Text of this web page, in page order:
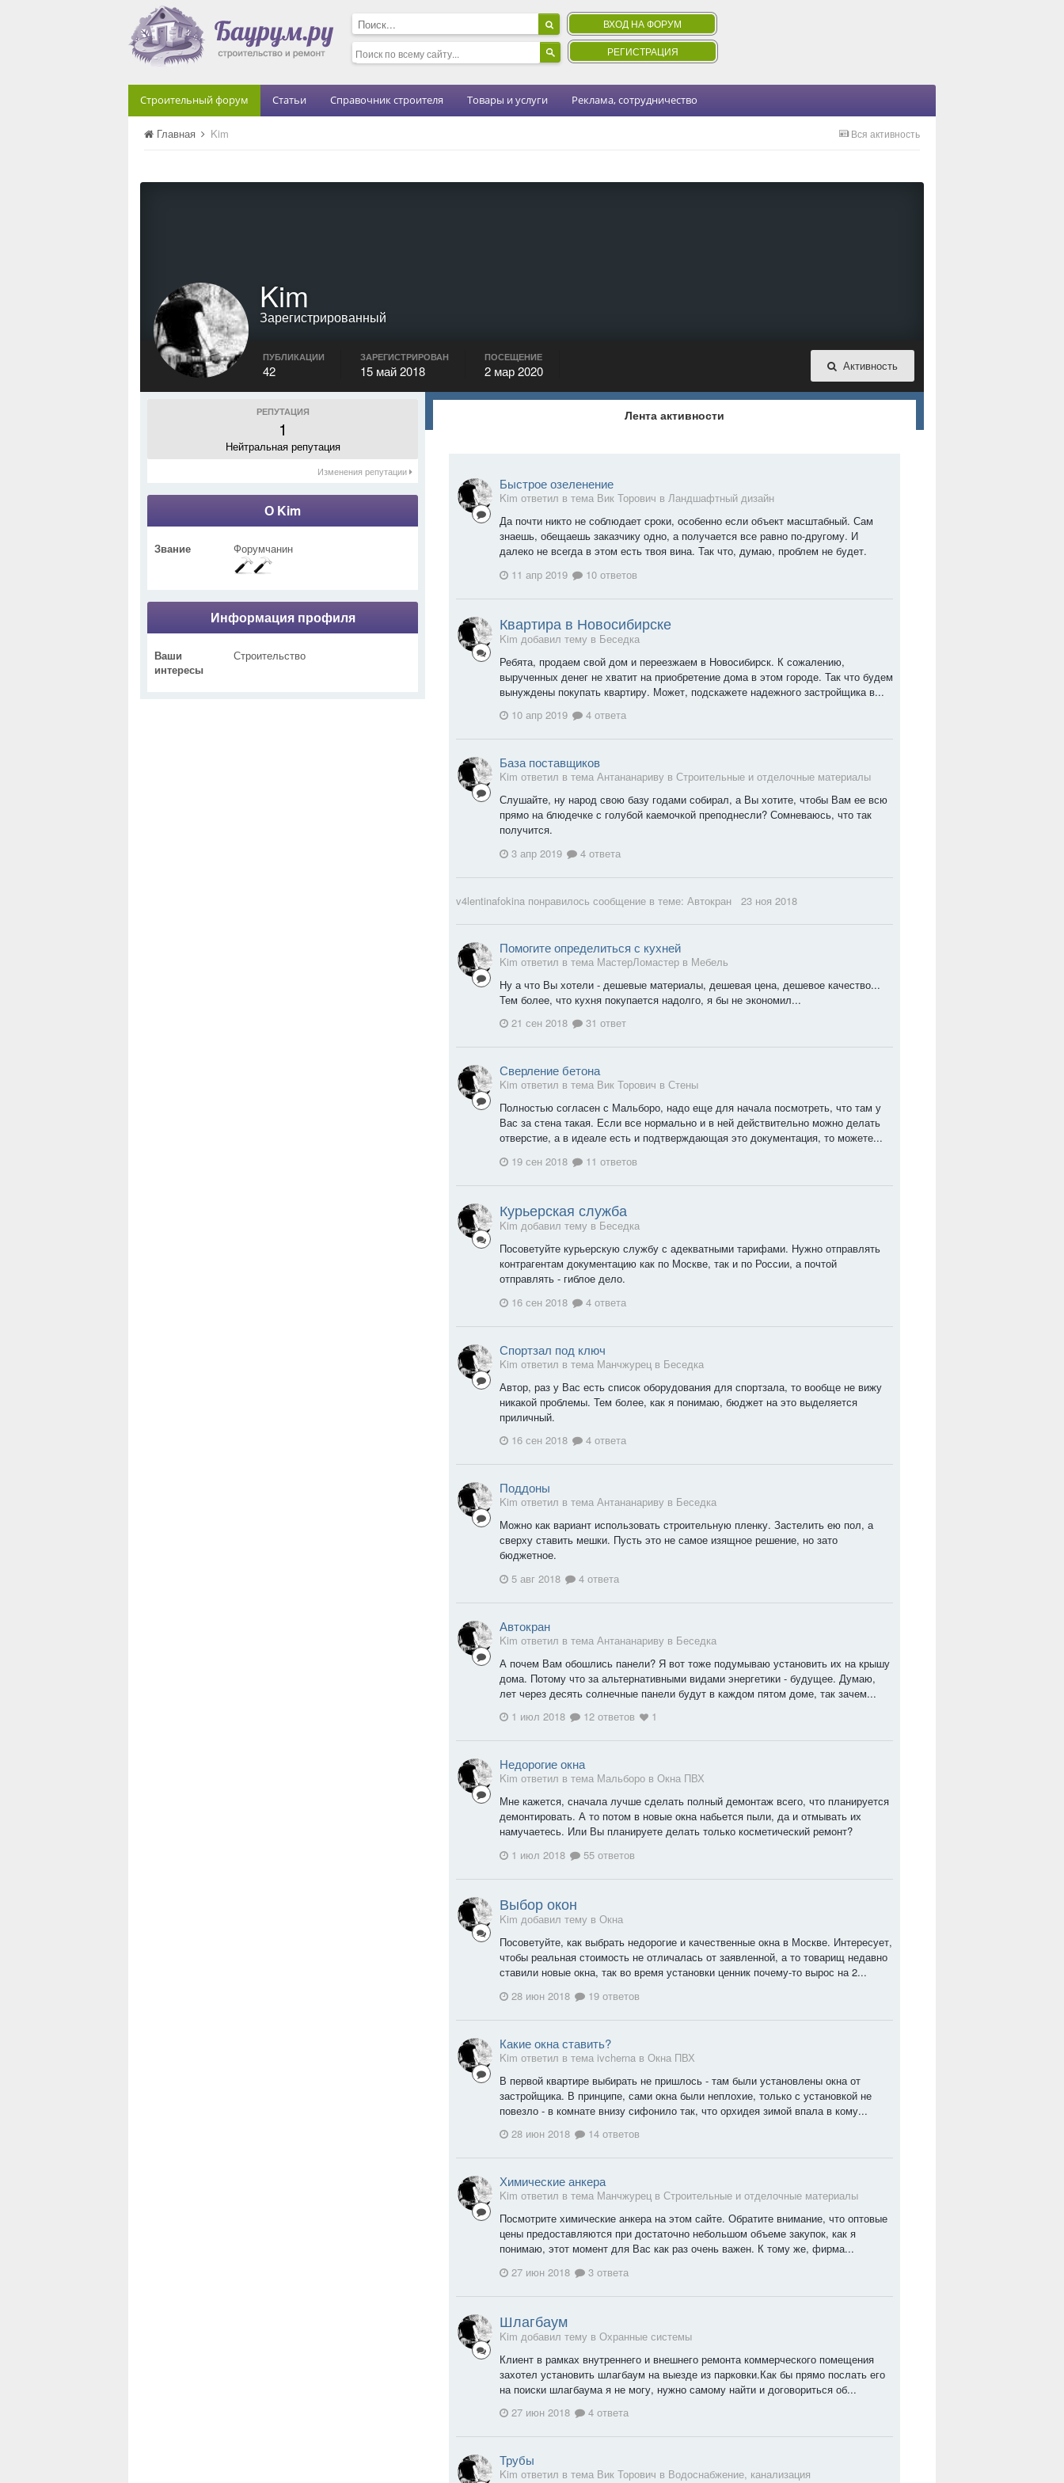
ВХОД НА ФОРУМ
РЕГИСТРАЦИЯ
Строительный форум Статьи Справочник строителя Товары и услуги Реклама, сотрудничество
Вся активность
Главная Kim
Kim
Зарегистрированный
Активность
ПУБЛИКАЦИИ
42
ЗАРЕГИСТРИРОВАН
15 май 2018
ПОСЕЩЕНИЕ
2 мар 2020
РЕПУТАЦИЯ
1
Нейтральная репутация
Изменения репутации
О Kim
Звание Форумчанин
Информация профиля
Ваши
интересы
Строительство
Лента активности
Быстрое озеленение
Kim ответил в тема Вик Торович в Ландшафтный дизайн
Да почти никто не соблюдает сроки, особенно если объект масштабный. Сам
знаешь, обещаешь заказчику одно, а получается все равно по-другому. И
далеко не всегда в этом есть твоя вина. Так что, думаю, проблем не будет.
11 апр 2019
10 ответов
Квартира в Новосибирске
Kim добавил тему в Беседка
Ребята, продаем свой дом и переезжаем в Новосибирск. К сожалению,
вырученных денег не хватит на приобретение дома в этом городе. Так что будем
вынуждены покупать квартиру. Может, подскажете надежного застройщика в...
10 апр 2019
4 ответа
База поставщиков
Kim ответил в тема Антананариву в Строительные и отделочные материалы
Слушайте, ну народ свою базу годами собирал, а Вы хотите, чтобы Вам ее всю
прямо на блюдечке с голубой каемочкой преподнесли? Сомневаюсь, что так
получится.
3 апр 2019
4 ответа
v4lentinafokina понравилось сообщение в теме: Автокран 23 ноя 2018
Помогите определиться с кухней
Kim ответил в тема МастерЛомастер в Мебель
Ну а что Вы хотели - дешевые материалы, дешевая цена, дешевое качество...
Тем более, что кухня покупается надолго, я бы не экономил...
21 сен 2018
31 ответ
Сверление бетона
Kim ответил в тема Вик Торович в Стены
Полностью согласен с Мальборо, надо еще для начала посмотреть, что там у
Вас за стена такая. Если все нормально и в ней действительно можно делать
отверстие, а в идеале есть и подтверждающая это документация, то можете...
19 сен 2018
11 ответов
Курьерская служба
Kim добавил тему в Беседка
Посоветуйте курьерскую службу с адекватными тарифами. Нужно отправлять
контрагентам документацию как по Москве, так и по России, а почтой
отправлять - гиблое дело.
16 сен 2018
4 ответа
Спортзал под ключ
Kim ответил в тема Манчжурец в Беседка
Автор, раз у Вас есть список оборудования для спортзала, то вообще не вижу
никакой проблемы. Тем более, как я понимаю, бюджет на это выделяется
приличный.
16 сен 2018
4 ответа
Поддоны
Kim ответил в тема Антананариву в Беседка
Можно как вариант использовать строительную пленку. Застелить ею пол, а
сверху ставить мешки. Пусть это не самое изящное решение, но зато
бюджетное.
5 авг 2018
4 ответа
Автокран
Kim ответил в тема Антананариву в Беседка
А почем Вам обошлись панели? Я вот тоже подумываю установить их на крышу
дома. Потому что за альтернативными видами энергетики - будущее. Думаю,
лет через десять солнечные панели будут в каждом пятом доме, так зачем...
1 июл 2018
12 ответов 1
Недорогие окна
Kim ответил в тема Мальборо в Окна ПВХ
Мне кажется, сначала лучше сделать полный демонтаж всего, что планируется
демонтировать. А то потом в новые окна набьется пыли, да и отмывать их
намучаетесь. Или Вы планируете делать только косметический ремонт?
1 июл 2018
55 ответов
Выбор окон
Kim добавил тему в Окна
Посоветуйте, как выбрать недорогие и качественные окна в Москве. Интересует,
чтобы реальная стоимость не отличалась от заявленной, а то товарищ недавно
ставили новые окна, так во время установки ценник почему-то вырос на 2...
28 июн 2018
19 ответов
Какие окна ставить?
Kim ответил в тема ivcherna в Окна ПВХ
В первой квартире выбирать не пришлось - там были установлены окна от
застройщика. В принципе, сами окна были неплохие, только с установкой не
повезло - в комнате внизу сифонило так, что орхидея зимой впала в кому...
28 июн 2018
14 ответов
Химические анкера
Kim ответил в тема Манчжурец в Строительные и отделочные материалы
Посмотрите химические анкера на этом сайте. Обратите внимание, что оптовые
цены предоставляются при достаточно небольшом объеме закупок, как я
понимаю, этот момент для Вас как раз очень важен. К тому же, фирма...
27 июн 2018
3 ответа
Шлагбаум
Kim добавил тему в Охранные системы
Клиент в рамках внутреннего и внешнего ремонта коммерческого помещения
захотел установить шлагбаум на выезде из парковки.Как бы прямо послать его
на поиски шлагбаума я не могу, нужно самому найти и договориться об...
27 июн 2018
4 ответа
Трубы
Kim ответил в тема Вик Торович в Водоснабжение, канализация